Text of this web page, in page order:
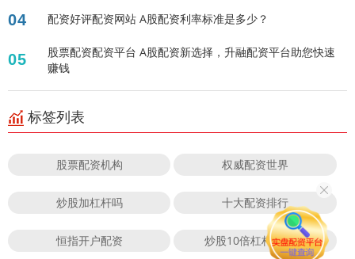
04 配资好评配资网站 A股配资利率标准是多少？
05
股票配资配资平台 A股配资新选择，升融配资平台助您快速
赚钱
标签列表
股票配资机构 权威配资世界
炒股加杠杆吗 十大配资排行
恒指开户配资 炒股10倍杠杆合法吗